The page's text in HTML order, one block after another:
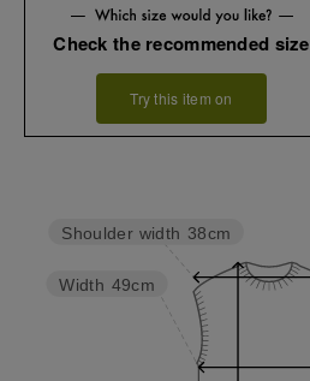
Check the recommended size
Try this item on
Width 49cm
Shoulder width 38cm